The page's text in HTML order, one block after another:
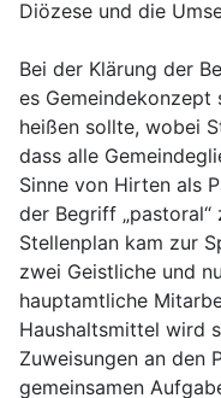
Diözese und die
Bei der Klärung der
es Gemeindekonzept
heißen sollte, wobei
dass alle
Sinne von Hirten als
der Begriff „pastoral“
Stellenplan kam zur
zwei Geistliche und
hauptamtliche
Haushaltsmittel wird
Zuweisungen an den
gemeinsamen